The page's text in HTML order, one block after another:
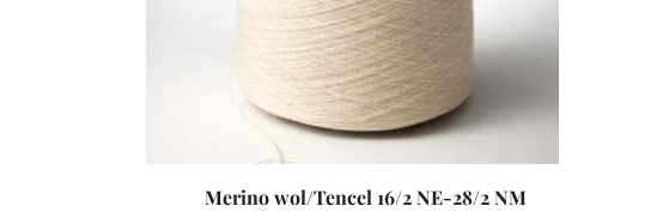
Merino wol/Tencel 16/2 NE-28/2 NM